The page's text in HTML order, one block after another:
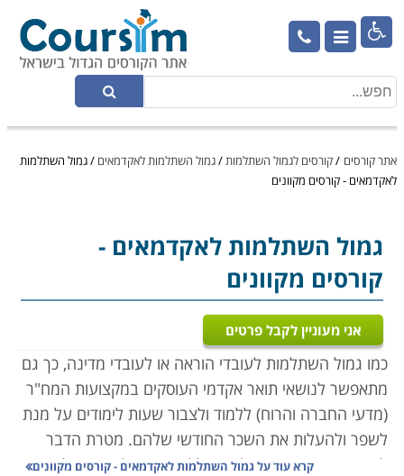

אתר קורסים /קורסים לגמול השתלמות/גמול השתלמות לאקדמאים /גמול השתלמות
לאקדמאים - קורסים מקוונים
גמול השתלמות לאקדמאים -
קורסים מקוונים
אני מעוניין לקבל פרטים
כמו גמול השתלמות לעובדי הוראה או לעובדי מדינה, כך גם
מתאפשר לנושאי תואר אקדמי העוסקים במקצועות המח"ר
(מדעי החברה והרוח) ללמוד ולצבור שעות לימודים על מנת
לשפר ולהעלות את השכר החודשי שלהם. מטרת הדבר
לעודד את האקדמאים לצאת וללמוד ובכך להעשיר ולהעמיק
קרא עוד על גמול השתלמות לאקדמאים - קורסים מקוונים